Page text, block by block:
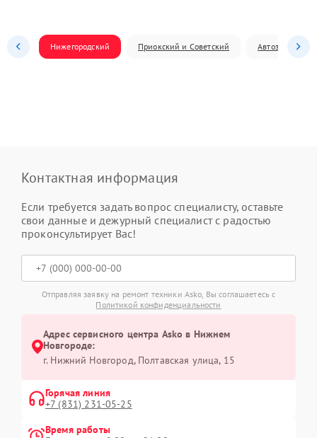
Нижегородский Приокский и Советский Автозаводский
Контактная информация
Если требуется задать вопрос специалисту, оставьте
свои данные и дежурный специалист с радостью
проконсультирует Вас!
Отправляя заявку на ремонт техники Asko, Вы соглашаетесь с
Политикой конфиденциальности
Адрес сервисного центра Asko в Нижнем
Новгороде:
г. Нижний Новгород, Полтавская улица, 15
Горячая линия
+7 (831) 231-05-25
Время работы